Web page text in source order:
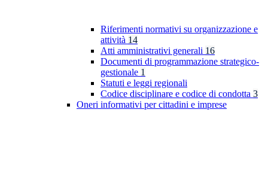
Riferimenti normativi su organizzazione e
attività 14
Atti amministrativi generali 16
Documenti di programmazione strategico-
gestionale 1
Statuti e leggi regionali
Codice disciplinare e codice di condotta 3
Oneri informativi per cittadini e imprese